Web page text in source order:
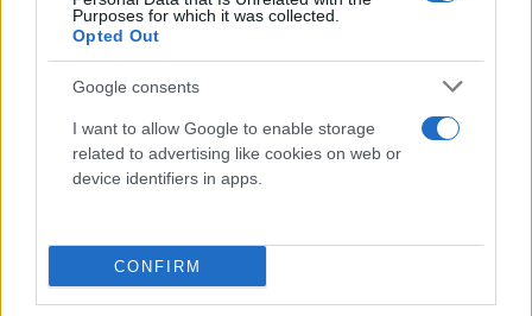
Purposes for which it was collected.
Opted Out
Google consents
I want to allow Google to enable storage
related to advertising like cookies on web or
device identifiers in apps.
CONFIRM
«Νονός της AI» προειδοποιεί: Σε λίγο δεν θα
μπορούμε να «ξεπεράσουμε» νοητικά την
Τεχνητή Νοημοσύνη
08.08.2026 ΧΡΙΣΤΌΔΟΥΛΟΣ ΣΚΟΎΝΤΑΣ